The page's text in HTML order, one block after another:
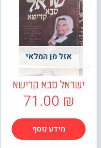
אזל מן המלאי
ישראל סבא קדישא
71.00 ₪
מידע נוסף